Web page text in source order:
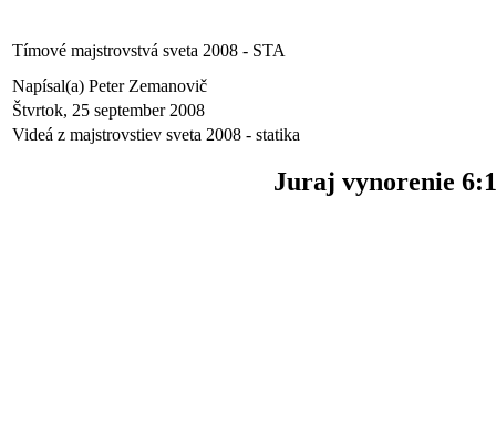
Tímové majstrovstvá sveta 2008 - STA
Napísal(a) Peter Zemanovič
Štvrtok, 25 september 2008
Videá z majstrovstiev sveta 2008 - statika
Juraj vynorenie